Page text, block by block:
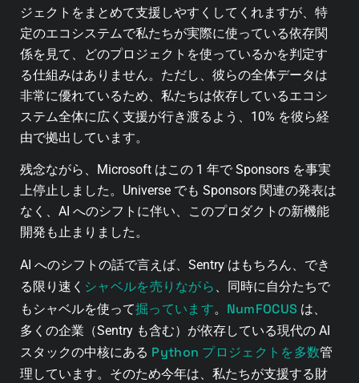
ジェクトをまとめて支援しやすくしてくれますが、特
定のエコシステムで私たちが実際に使っている依存関
係を見て、どのプロジェクトを使っているかを判定す
る仕組みはありません。ただし、彼らの全体データは
非常に優れているため、私たちは依存しているエコシ
ステム全体に広く支援が行き渡るよう、10% を彼ら経
由で拠出しています。
残念ながら、Microsoft はこの 1 年で Sponsors を事実
上停止しました。Universe でも Sponsors 関連の発表は
なく、AI へのシフトに伴い、このプロダクトの新機能
開発も止まりました。
AI へのシフトの話で言えば、Sentry はもちろん、でき
る限り速く シャベルを売りながら
、同時に自分たちで
もシャベルを使って掘っています。 NumFOCUS は、
多くの企業（Sentry も含む）が依存している現代の AI
スタックの中核にある Python プロジェクトを多数管
理しています。そのため今年は、私たちが支援する財